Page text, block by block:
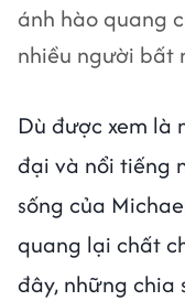
ánh hào quang
nhiều người bất
Dù được xem là
đại và nổi tiếng
sống của
quang lại chất
đây, những chia